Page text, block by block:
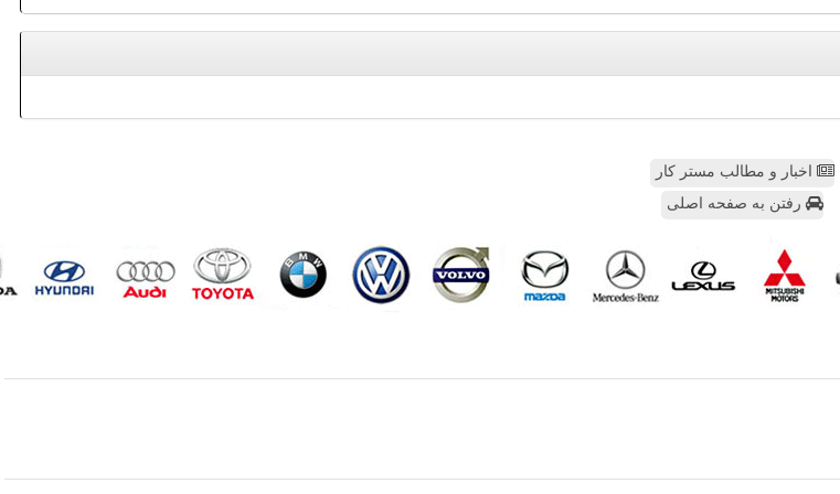
اخبار و مطالب مستر کار
رفتن به صفحه اصلی